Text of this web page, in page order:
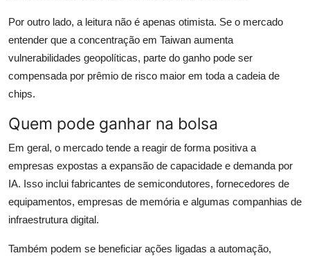
Por outro lado, a leitura não é apenas otimista. Se o mercado
entender que a concentração em Taiwan aumenta
vulnerabilidades geopolíticas, parte do ganho pode ser
compensada por prêmio de risco maior em toda a cadeia de
chips.
Quem pode ganhar na bolsa
Em geral, o mercado tende a reagir de forma positiva a
empresas expostas a expansão de capacidade e demanda por
IA. Isso inclui fabricantes de semicondutores, fornecedores de
equipamentos, empresas de memória e algumas companhias de
infraestrutura digital.
Também podem se beneficiar ações ligadas a automação,